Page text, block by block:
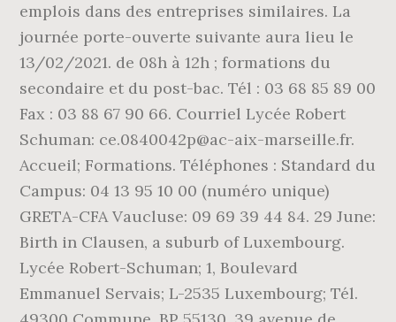
emplois dans des entreprises similaires. La
journée porte-ouverte suivante aura lieu le
13/02/2021. de 08h à 12h ; formations du
secondaire et du post-bac. Tél : 03 68 85 89 00
Fax : 03 88 67 90 66. Courriel Lycée Robert
Schuman: ce.0840042p@ac-aix-marseille.fr.
Accueil; Formations. Téléphones : Standard du
Campus: 04 13 95 10 00 (numéro unique)
GRETA-CFA Vaucluse: 09 69 39 44 84. 29 June:
Birth in Clausen, a suburb of Luxembourg.
Lycée Robert-Schuman; 1, Boulevard
Emmanuel Servais; L-2535 Luxembourg; Tél.